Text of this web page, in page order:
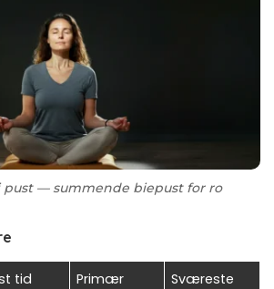
pust — summende biepust for ro
tid
Primær
Sværeste